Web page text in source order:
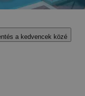
a kedvencek közé